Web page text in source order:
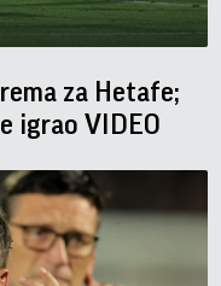
za Hetafe;
igrao VIDEO